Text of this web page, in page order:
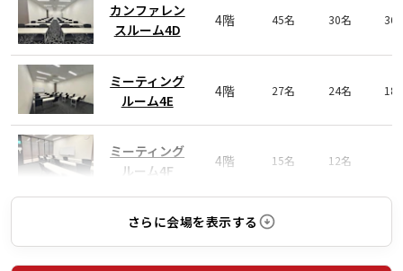
カンファレン
スルーム4D
4階 45名 30名 36
ミーティング
ルーム4E
4階 27名 24名 18
ミーティング
ルーム4F
4階 15名 12名
さらに会場を表示する